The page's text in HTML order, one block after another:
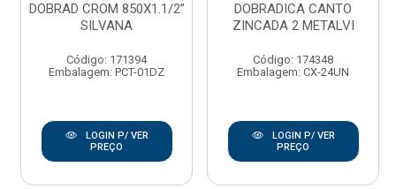
DOBRAD CROM 850X1.1/2”
SILVANA
Código: 171394
Embalagem: PCT-01DZ
LOGIN P/ VER
PREÇO
DOBRADICA CANTO
ZINCADA 2 METALVI
Código: 174348
Embalagem: CX-24UN
LOGIN P/ VER
PREÇO